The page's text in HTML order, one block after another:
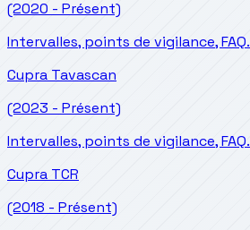
(2020 - Présent)
Intervalles, points de vigilance, FAQ.
Cupra Tavascan
(2023 - Présent)
Intervalles, points de vigilance, FAQ.
Cupra TCR
(2018 - Présent)